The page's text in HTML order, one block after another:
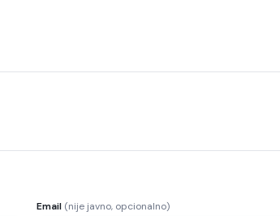
Email (nije javno, opcionalno)